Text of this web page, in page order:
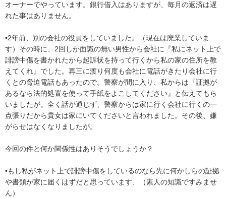
オーナーでやっています。銀行借入はありますが、毎月の返済は遅
れた事はありません。
•2年前、別の会社の役員をしていました。（現在は廃業していま
す）その時に、2回しか面識の無い男性から会社に『私にネット上で
誹謗中傷を書かれたから起訴状を持って行くから私の家の住所を教
えてくれ』でした。再三に渡り何度も会社に電話がきたり会社に行
くとの脅迫電話もあったので。警察が間に入り、私からは『証拠が
あるなら法的処置を使って手紙をよこしてください』と伝えてもら
いましたが。全く話が通じず、警察からは家に行く会社に行くの一
点張りだから貴女は家にいてくださいと言われました。その後、嫌
がらせはなくなりましたが。
今回の件と何か関係性はありそうでしょうか？
•もし私がネット上で誹謗中傷をしているのなら先に何かしらの証拠
や書類が家に届くはずだと思っています、（素人の知識ですみませ
ん）